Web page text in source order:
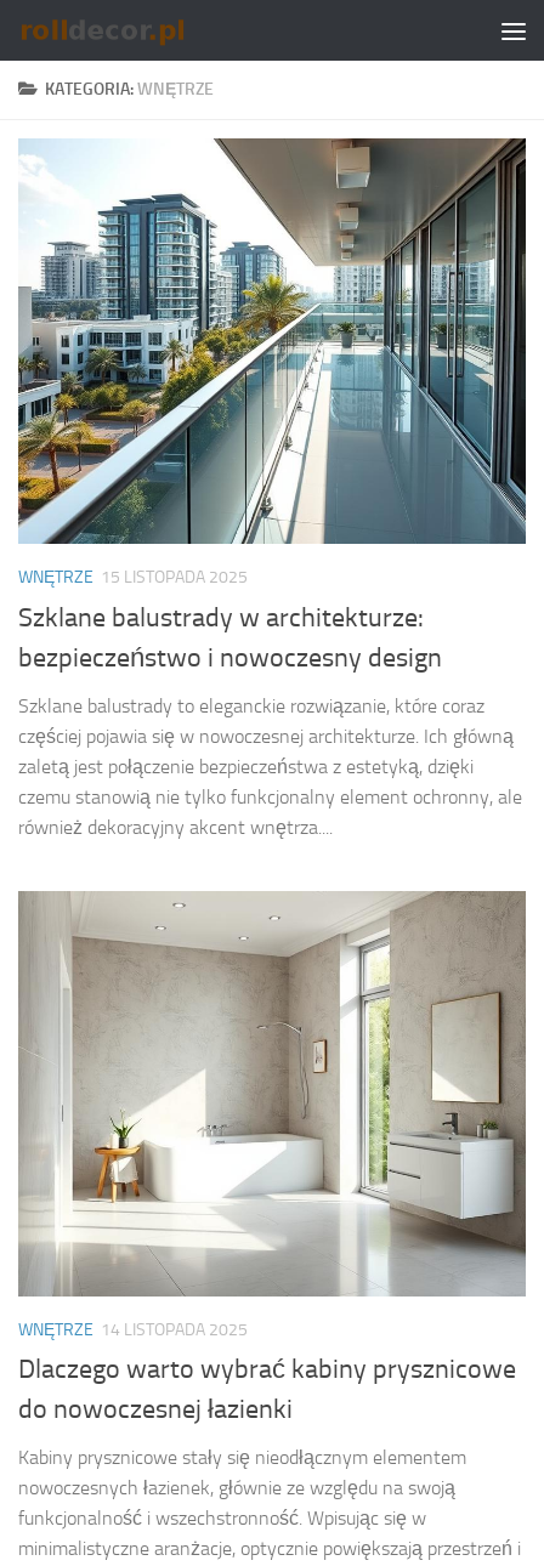
Skip to content
KATEGORIA:WNĘTRZE
WNĘTRZE 15 LISTOPADA 2025
Szklane balustrady w architekturze:
bezpieczeństwo i nowoczesny design
Szklane balustrady to eleganckie rozwiązanie, które coraz
częściej pojawia się w nowoczesnej architekturze. Ich główną
zaletą jest połączenie bezpieczeństwa z estetyką, dzięki
czemu stanowią nie tylko funkcjonalny element ochronny, ale
również dekoracyjny akcent wnętrza....
WNĘTRZE 14 LISTOPADA 2025
Dlaczego warto wybrać kabiny prysznicowe
do nowoczesnej łazienki
Kabiny prysznicowe stały się nieodłącznym elementem
nowoczesnych łazienek, głównie ze względu na swoją
funkcjonalność i wszechstronność. Wpisując się w
minimalistyczne aranżacje, optycznie powiększają przestrzeń i